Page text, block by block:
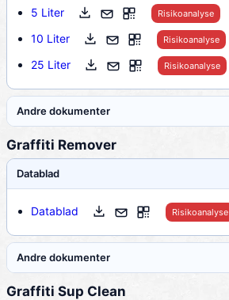
5 Liter Risikoanalyse
10 Liter Risikoanalyse
25 Liter Risikoanalyse
Andre dokumenter
Graffiti Remover
Datablad
Datablad Risikoanalyse
Andre dokumenter
Graffiti Sup Clean